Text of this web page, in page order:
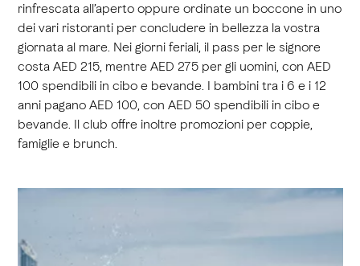
rinfrescata all’aperto oppure ordinate un boccone in uno
dei vari ristoranti per concludere in bellezza la vostra
giornata al mare. Nei giorni feriali, il pass per le signore
costa AED 215, mentre AED 275 per gli uomini, con AED
100 spendibili in cibo e bevande. I bambini tra i 6 e i 12
anni pagano AED 100, con AED 50 spendibili in cibo e
bevande. Il club offre inoltre promozioni per coppie,
famiglie e brunch.